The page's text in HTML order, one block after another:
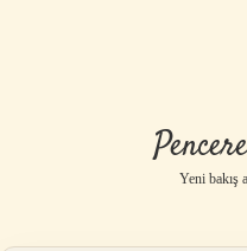
Yeni bakış